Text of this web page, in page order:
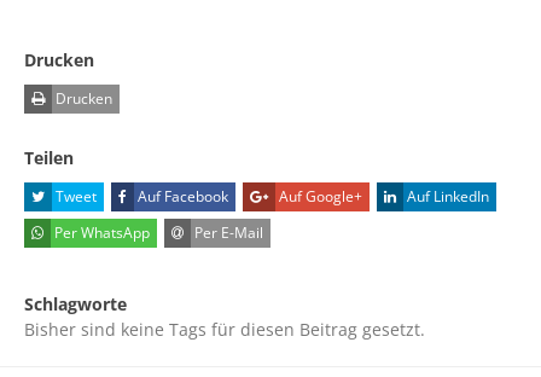
Drucken
Drucken
Teilen
Tweet Auf Facebook Auf Google+
Auf LinkedIn
Per WhatsApp
Per E-Mail
Schlagworte
Bisher sind keine Tags für diesen Beitrag gesetzt.